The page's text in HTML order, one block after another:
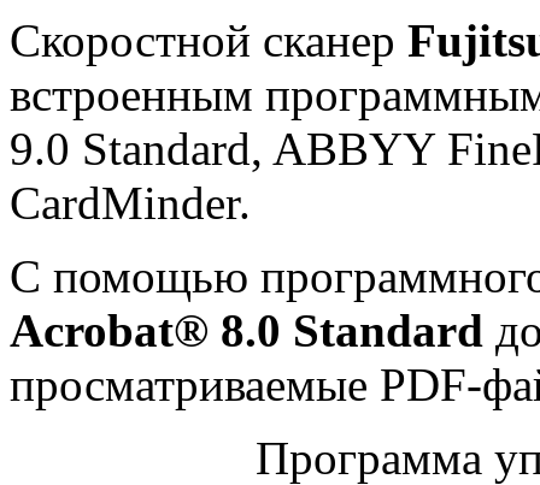
Скоростной сканер
встроенным
9.0 Standard, ABBYY
CardMinder.
С помощью
Acrobat® 8.0 Standard
просматриваемые PDF-
Программа